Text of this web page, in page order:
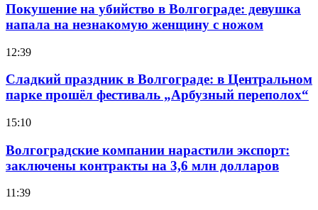
Покушение на убийство в Волгограде: девушка
напала на незнакомую женщину с ножом
12:39
Сладкий праздник в Волгограде: в Центральном
парке прошёл фестиваль „Арбузный переполох“
15:10
Волгоградские компании нарастили экспорт:
заключены контракты на 3,6 млн долларов
11:39